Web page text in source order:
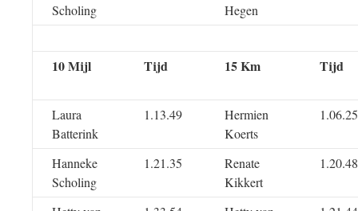
Scholing
Hegen
10 Mijl Tijd 15 Km Tijd
Laura
Batterink
1.13.49
Hermien
Koerts
1.06.25
Hanneke
Scholing
1.21.35
Renate
Kikkert
1.20.48